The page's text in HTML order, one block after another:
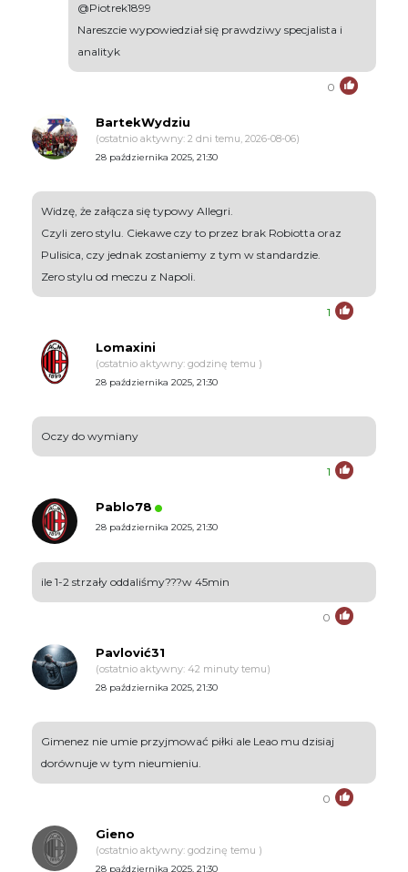
@Piotrek1899
Nareszcie wypowiedział się prawdziwy specjalista i
analityk
0
BartekWydziu
(ostatnio aktywny: 2 dni temu, 2026-08-06)
28 października 2025, 21:30
Widzę, że załącza się typowy Allegri.
Czyli zero stylu. Ciekawe czy to przez brak Robiotta oraz
Pulisica, czy jednak zostaniemy z tym w standardzie.
Zero stylu od meczu z Napoli.
1
Lomaxini
(ostatnio aktywny: godzinę temu )
28 października 2025, 21:30
Oczy do wymiany
1
Pablo78
28 października 2025, 21:30
ile 1-2 strzały oddaliśmy???w 45min
0
Pavlović31
(ostatnio aktywny: 42 minuty temu)
28 października 2025, 21:30
Gimenez nie umie przyjmować piłki ale Leao mu dzisiaj
dorównuje w tym nieumieniu.
0
Gieno
(ostatnio aktywny: godzinę temu )
28 października 2025, 21:30